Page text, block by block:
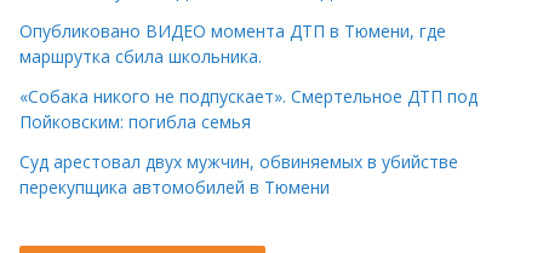
Опубликовано ВИДЕО момента ДТП в Тюмени, где
маршрутка сбила школьника.
«Собака никого не подпускает». Смертельное ДТП под
Пойковским: погибла семья
Суд арестовал двух мужчин, обвиняемых в убийстве
перекупщика автомобилей в Тюмени